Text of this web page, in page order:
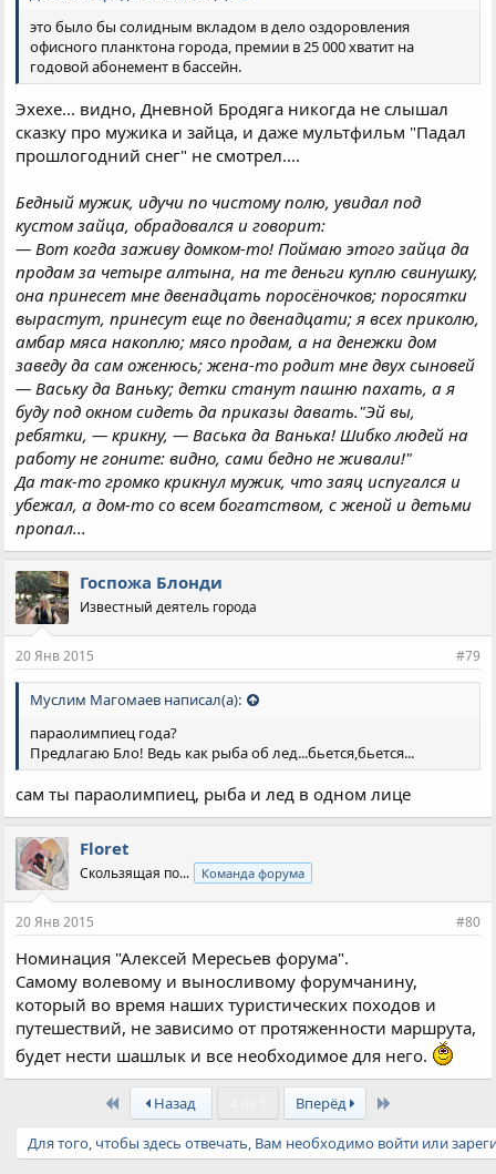
это было бы солидным вкладом в дело оздоровления
офисного планктона города, премии в 25 000 хватит на
годовой абонемент в бассейн.
Эхехе... видно, Дневной Бродяга никогда не слышал
сказку про мужика и зайца, и даже мультфильм "Падал
прошлогодний снег" не смотрел....
Бедный мужик, идучи по чистому полю, увидал под
кустом зайца, обрадовался и говорит:
— Вот когда заживу домком-то! Поймаю этого зайца да
продам за четыре алтына, на те деньги куплю свинушку,
она принесет мне двенадцать поросёночков; поросятки
вырастут, принесут еще по двенадцати; я всех приколю,
амбар мяса накоплю; мясо продам, а на денежки дом
заведу да сам оженюсь; жена-то родит мне двух сыновей
— Ваську да Ваньку; детки станут пашню пахать, а я
буду под окном сидеть да приказы давать."Эй вы,
ребятки, — крикну, — Васька да Ванька! Шибко людей на
работу не гоните: видно, сами бедно не живали!"
Да так-то громко крикнул мужик, что заяц испугался и
убежал, а дом-то со всем богатством, с женой и детьми
пропал...
Госпожа Блонди
Известный деятель города
20 Янв 2015 #79
Муслим Магомаев написал(а):
параолимпиец года?
Предлагаю Бло! Ведь как рыба об лед...бьется,бьется...
сам ты параолимпиец, рыба и лед в одном лице
Floret
Скользящая по... Команда форума
20 Янв 2015 #80
Номинация "Алексей Мересьев форума".
Самому волевому и выносливому форумчанину,
который во время наших туристических походов и
путешествий, не зависимо от протяженности маршрута,
будет нести шашлык и все необходимое для него.
First Назад Вперёд
Для того, чтобы здесь отвечать, Вам необходимо войти или